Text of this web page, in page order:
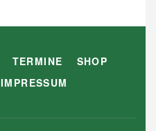
TERMINE
SHOP
IMPRESSUM